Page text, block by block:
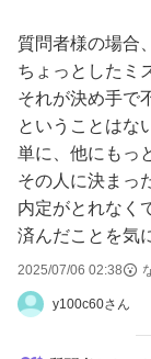
質問者様の場合
ちょっとしたミ
それが決め手で
ということはな
単に、他にもっ
その人に決まっ
内定がとれなく
済んだことを気
2025/07/06 02:38
y100c60さん